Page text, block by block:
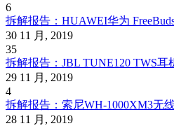
6
拆解报告：HUAWEI华为
30 11 月, 2019
35
拆解报告：JBL TUNE120 TWS耳
29 11 月, 2019
4
拆解报告：索尼WH-1000XM3无
28 11 月, 2019